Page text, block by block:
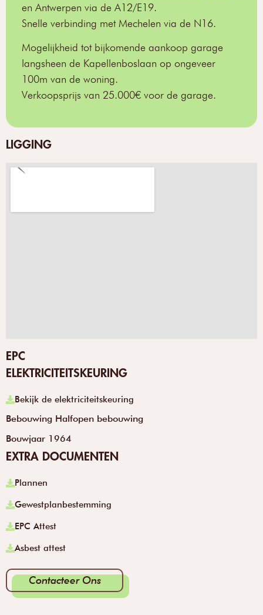
en Antwerpen via de A12/E19.
Snelle verbinding met Mechelen via de N16.
Mogelijkheid tot bijkomende aankoop garage
langsheen de Kapellenboslaan op ongeveer
100m van de woning.
Verkoopsprijs van 25.000€ voor de garage.
LIGGING
EPC
ELEKTRICITEITSKEURING
Bekijk de elektriciteitskeuring
Bebouwing Halfopen bebouwing
Bouwjaar 1964
EXTRA DOCUMENTEN
Plannen
Gewestplanbestemming
EPC Attest
Asbest attest
Contacteer Ons